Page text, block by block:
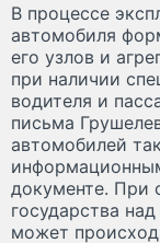
В процессе
автомобиля
его узлов и
при наличии
водителя и
письма
автомобилей
документе. При
государства
может